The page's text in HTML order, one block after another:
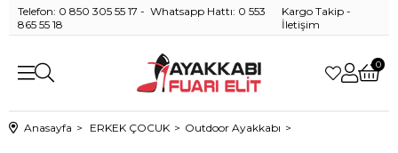
Telefon: 0 850 305 55 17 - Whatsapp Hattı: 0 553
865 55 18
Kargo Takip -
İletişim
0
Anasayfa ERKEK ÇOCUK Outdoor Ayakkabı